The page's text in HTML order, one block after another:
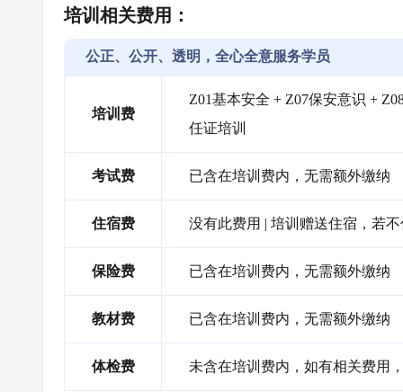
培训相关费用：
公正、公开、透明，全心全意服务学员
培训费
Z01基本安全 + Z07保安意识 +
任证培训
考试费 已含在培训费内，无需额外缴纳
住宿费 没有此费用 | 培训赠送住宿，若
保险费 已含在培训费内，无需额外缴纳
教材费 已含在培训费内，无需额外缴纳
体检费 未含在培训费内，如有相关费用